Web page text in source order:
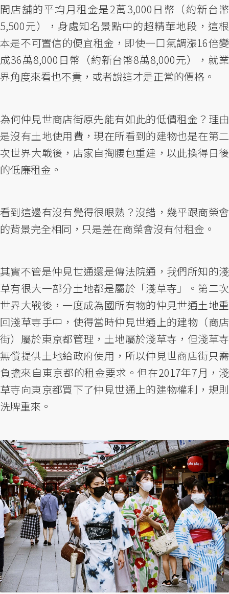
間店舖的平均月租金是2萬3,000日幣（約新台幣
5,500元），身處知名景點中的超精華地段，這根
本是不可置信的便宜租金，即使一口氣調漲16倍變
成36萬8,000日幣（約新台幣8萬8,000元），就業
界角度來看也不貴，或者說這才是正常的價格。
為何仲見世商店街原先能有如此的低價租金？理由
是沒有土地使用費，現在所看到的建物也是在第二
次世界大戰後，店家自掏腰包重建，以此換得日後
的低廉租金。
看到這邊有沒有覺得很眼熟？沒錯，幾乎跟商榮會
的背景完全相同，只是差在商榮會沒有付租金。
其實不管是仲見世通還是傳法院通，我們所知的淺
草有很大一部分土地都是屬於「淺草寺」。第二次
世界大戰後，一度成為國所有物的仲見世通土地重
回淺草寺手中，使得當時仲見世通上的建物（商店
街）屬於東京都管理，土地屬於淺草寺，但淺草寺
無償提供土地給政府使用，所以仲見世商店街只需
負擔來自東京都的租金要求。但在2017年7月，淺
草寺向東京都買下了仲見世通上的建物權利，規則
洗牌重來。